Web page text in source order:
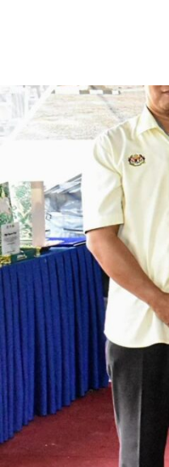
MAJLIS